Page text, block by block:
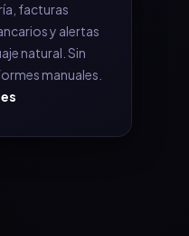
facturas
y alertas
natural. Sin
manuales.